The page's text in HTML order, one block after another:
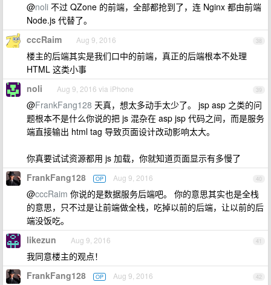
@noli 不过 QZone 的前端，全部都抢到了，连 Nginx 都由前端
Node.js 代替了。
38
cccRaim Aug 9, 2016
楼主的后端其实是我们口中的前端，真正的后端根本不处理
HTML 这类小事
39
noli Aug 9, 2016 via iPhone
@FrankFang128 天真，想太多动手太少了。 jsp asp 之类的问
题根本不是什么你说的把 js 混杂在 asp jsp 代码之间，而是服务
端直接输出 html tag 导致页面设计改动影响太大。
你真要试试资源都用 js 加载，你就知道页面显示有多慢了
40
FrankFang128 OP Aug 9, 2016
@cccRaim 你说的是数据服务后端吧。 你的意思其实也是全栈
的意思，只不过是让前端做全栈，吃掉以前的后端，让以前的后
端没饭吃。
41
likezun Aug 9, 2016
我同意楼主的观点！
42
FrankFang128 OP Aug 9, 2016